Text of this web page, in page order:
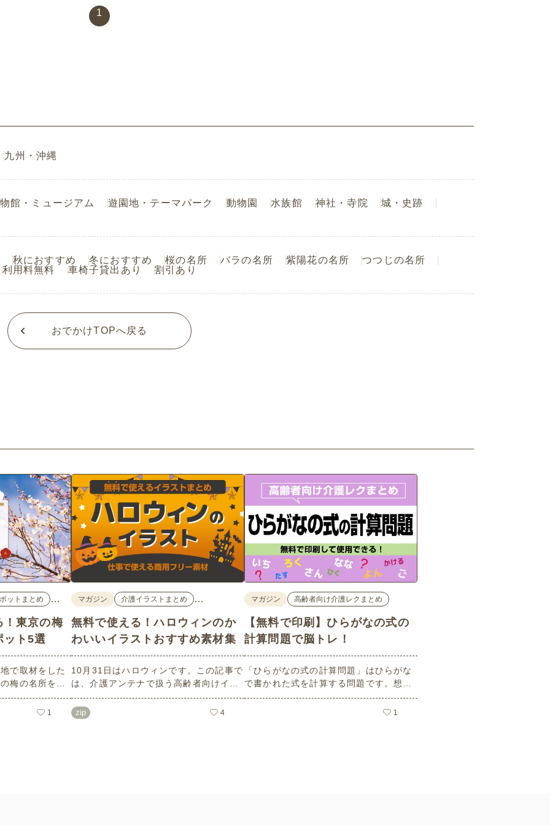
1
九州・沖縄
館・ミュージアム 遊園地・テーマパーク 動物園 水族館 神社・寺院 城・史跡
秋におすすめ 冬におすすめ 桜の名所 バラの名所 紫陽花の名所
つつじの名所
利用料無料
車椅子貸出あり 割引あり
おでかけTOPへ戻る
ットまとめ …
！東京の梅
ット5選
で取材をした
梅の名所を５
もちろんのこ
ついても紹介
1
マガジン 介護イラストまとめ …
無料で使える！ハロウィンのか
わいいイラストおすすめ素材集
10月31日はハロウィンです。この記事で
は、介護アンテナで扱う高齢者向けイラ
スト素材から、ハロウィンにちなんだお
ばけやかぼちゃなどの素材をご紹介しま
す。いずれも万人受けするデザインで背
zip 4
マガジン 高齢者向け介護レクまとめ
【無料で印刷】ひらがなの式の
計算問題で脳トレ！
「ひらがなの式の計算問題」はひらがな
で書かれた式を計算する問題です。想像
力やワーキングメモリのトレーニングと
しても活用できる脳トレ問題です。こち
1